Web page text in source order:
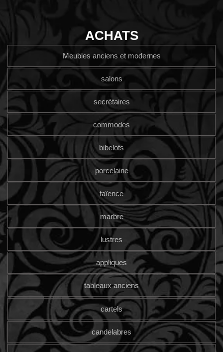
ACHATS
Meubles anciens et modernes
salons
secrétaires
commodes
bibelots
porcelaine
faïence
marbre
lustres
appliques
tableaux anciens
cartels
candelabres